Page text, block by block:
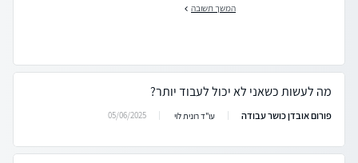
המשך תשובה
מה לעשות כשאני לא יכול לעבוד יותר?
פורום אובדן כושר עבודה עו"ד רונית לוי 05/06/2025